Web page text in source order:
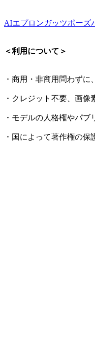
AIエプロンガッツポーズ
＜利用について＞
・商用・非商用問わずに
・クレジット不要、画像
・モデルの人格権やパ
・国によって著作権の